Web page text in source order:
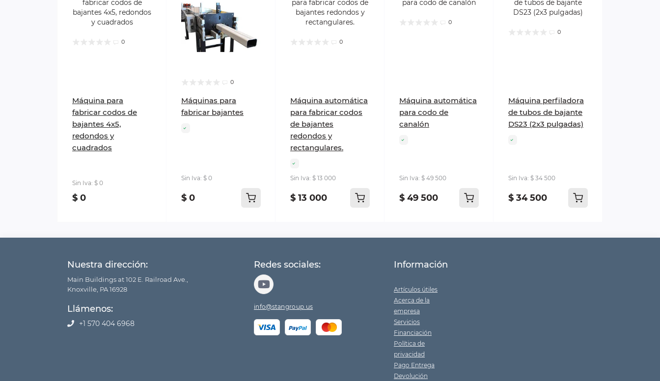
0
Máquina para
fabricar codos de
bajantes 4x5,
redondos y
cuadrados
Sin Iva: $ 0
$ 0
0
Máquinas para
fabricar bajantes
Sin Iva: $ 0
$ 0
0
Máquina automática
para fabricar codos
de bajantes
redondos y
rectangulares.
Sin Iva: $ 13 000
$ 13 000
0
Máquina automática
para codo de
canalón
Sin Iva: $ 49 500
$ 49 500
0
Máquina perfiladora
de tubos de bajante
DS23 (2x3 pulgadas)
Sin Iva: $ 34 500
$ 34 500
Nuestra dirección:
Main Buildings at 102 E. Railroad Ave.,
Knoxville, PA 16928
Llámenos:
+1 570 404 6968
Redes sociales:
info@stangroup.us
Información
Artículos útiles
Acerca de la
empresa
Servicios
Financiación
Política de
privacidad
Pago Entrega
Devolución